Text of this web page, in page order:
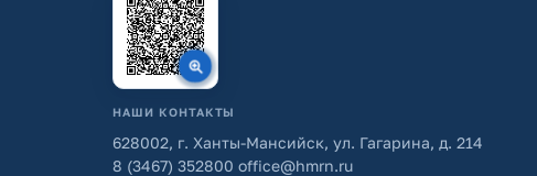
НАШИ КОНТАКТЫ
628002, г. Ханты-Мансийск, ул. Гагарина, д. 214
8 (3467) 352800 office@hmrn.ru